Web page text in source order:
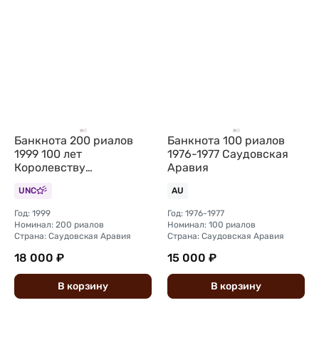
Банкнота 200 риалов
1999 100 лет
Королевству
UNC
Год: 1999
Номинал: 200 риалов
Страна: Саудовская Аравия
18 000 ₽
В корзину
Банкнота 100 риалов
1976-1977 Саудовская
Аравия
AU
Год: 1976-1977
Номинал: 100 риалов
Страна: Саудовская Аравия
15 000 ₽
В корзину